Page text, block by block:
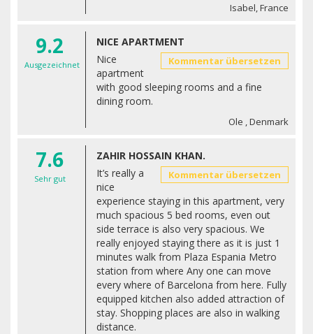
Isabel, France
9.2
Ausgezeichnet
NICE APARTMENT
Kommentar übersetzen
Nice
apartment
with good sleeping rooms and a fine
dining room.
Ole , Denmark
7.6
Sehr gut
ZAHIR HOSSAIN KHAN.
Kommentar übersetzen
It’s really a
nice
experience staying in this apartment, very
much spacious 5 bed rooms, even out
side terrace is also very spacious. We
really enjoyed staying there as it is just 1
minutes walk from Plaza Espania Metro
station from where Any one can move
every where of Barcelona from here. Fully
equipped kitchen also added attraction of
stay. Shopping places are also in walking
distance.